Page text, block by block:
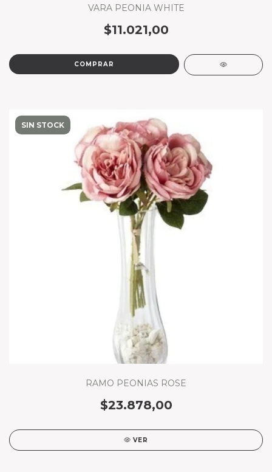
VARA PEONIA WHITE
$11.021,00
SIN STOCK
RAMO PEONIAS ROSE
$23.878,00
VER